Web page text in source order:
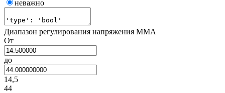
неважно
Диапазон регулирования напряжения MMA
От
до
14,5
44